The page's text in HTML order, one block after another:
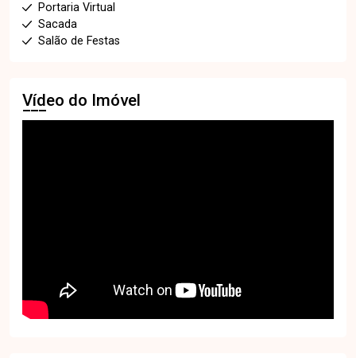
Portaria Virtual
Sacada
Salão de Festas
Vídeo do Imóvel